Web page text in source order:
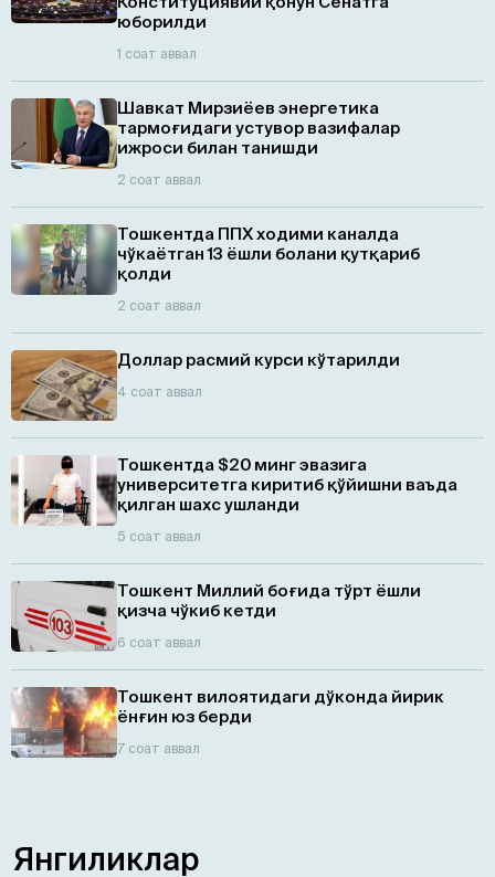
юборилди
1 соат аввал
Шавкат Мирзиёев энергетика
тармоғидаги устувор вазифалар
ижроси билан танишди
2 соат аввал
Тошкентда ППХ ходими каналда
чўкаётган 13 ёшли болани қутқариб
қолди
2 соат аввал
Доллар расмий курси кўтарилди
4 соат аввал
Тошкентда $20 минг эвазига
университетга киритиб қўйишни ваъда
қилган шахс ушланди
5 соат аввал
Тошкент Миллий боғида тўрт ёшли
қизча чўкиб кетди
6 соат аввал
Тошкент вилоятидаги дўконда йирик
ёнғин юз берди
7 соат аввал
Янгиликлар